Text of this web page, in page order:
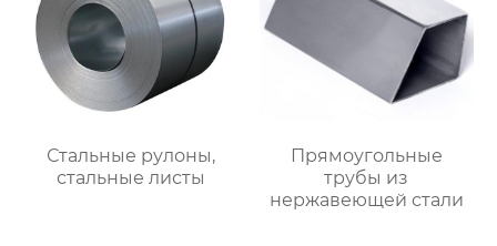
Стальные рулоны,
стальные листы
Прямоугольные
трубы из
нержавеющей стали